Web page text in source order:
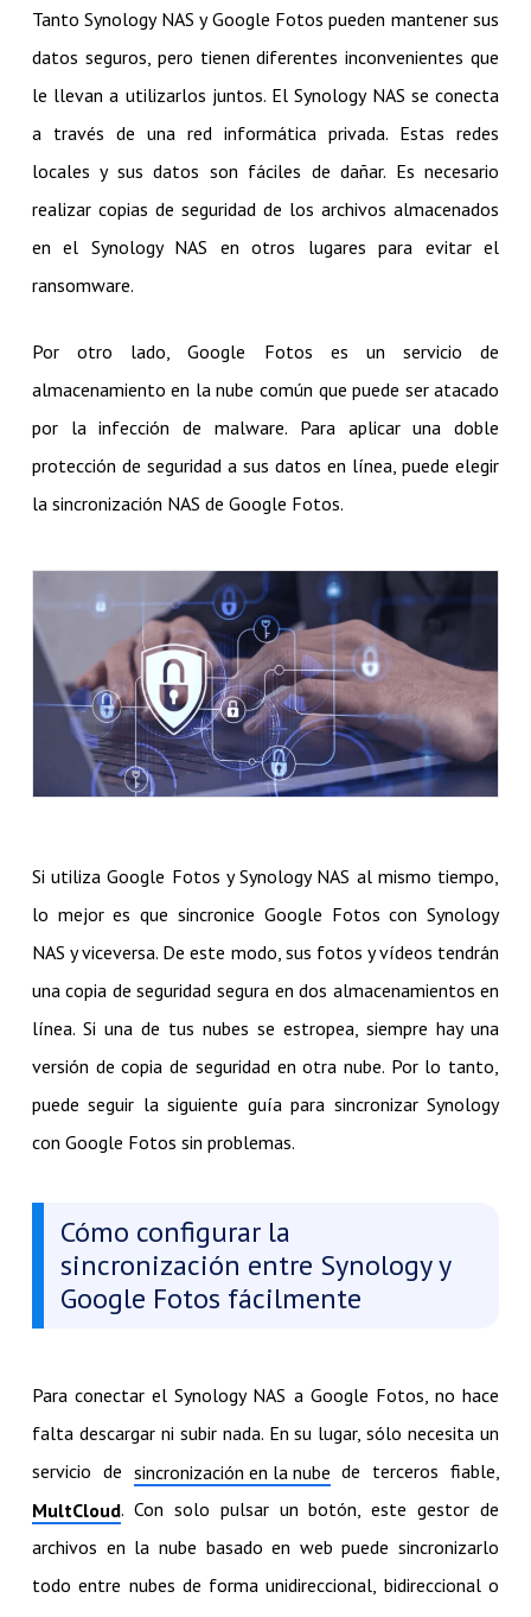
Tanto Synology NAS y Google Fotos pueden mantener sus
datos seguros, pero tienen diferentes inconvenientes que
le llevan a utilizarlos juntos. El Synology NAS se conecta
a través de una red informática privada. Estas redes
locales y sus datos son fáciles de dañar. Es necesario
realizar copias de seguridad de los archivos almacenados
en el Synology NAS en otros lugares para evitar el
ransomware.
Por otro lado, Google Fotos es un servicio de
almacenamiento en la nube común que puede ser atacado
por la infección de malware. Para aplicar una doble
protección de seguridad a sus datos en línea, puede elegir
la sincronización NAS de Google Fotos.
Si utiliza Google Fotos y Synology NAS al mismo tiempo,
lo mejor es que sincronice Google Fotos con Synology
NAS y viceversa. De este modo, sus fotos y vídeos tendrán
una copia de seguridad segura en dos almacenamientos en
línea. Si una de tus nubes se estropea, siempre hay una
versión de copia de seguridad en otra nube. Por lo tanto,
puede seguir la siguiente guía para sincronizar Synology
con Google Fotos sin problemas.
Cómo configurar la
sincronización entre Synology y
Google Fotos fácilmente
Para conectar el Synology NAS a Google Fotos, no hace
falta descargar ni subir nada. En su lugar, sólo necesita un
servicio de sincronización en la nube de terceros fiable,
MultCloud. Con solo pulsar un botón, este gestor de
archivos en la nube basado en web puede sincronizarlo
todo entre nubes de forma unidireccional, bidireccional o